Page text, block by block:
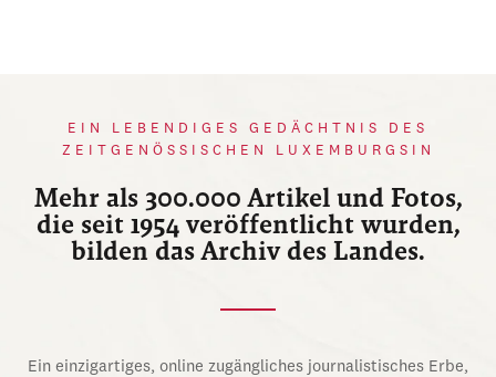
EIN LEBENDIGES GEDÄCHTNIS DES
ZEITGENÖSSISCHEN LUXEMBURGSIN
Mehr als 300.000 Artikel und Fotos,
die seit 1954 veröffentlicht wurden,
bilden das Archiv des Landes.
Ein einzigartiges, online zugängliches journalistisches Erbe,